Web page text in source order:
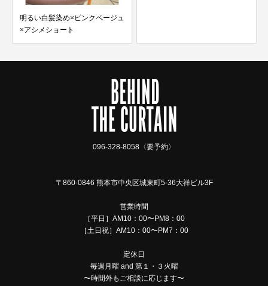
明るい白髪染め×ピンクベージュ
×アシメショート
096-328-8058〈要予約〉
〒860-0846 熊本市中央区城東町5-36大祥ビル3F
営業時間
［平日］AM10：00〜PM8：00
［土日祝］AM10：00〜PM7：00
定休日
毎週月曜 and 第１・３火曜
〜時間外もご相談に応じます〜